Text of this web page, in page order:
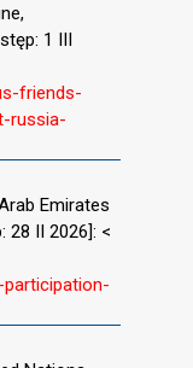
1 III
friends-
russia-
Emirates
28 II 2026]: <